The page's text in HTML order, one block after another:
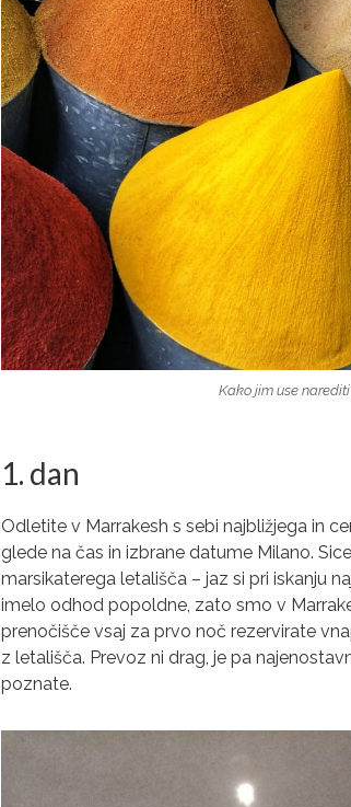
Kako jim use
1. dan
Odletite v Marrakesh s sebi najbližjega in
glede na čas in izbrane datume Milano.
marsikaterega letališča – jaz si pri iskanju
imelo odhod popoldne, zato smo v
prenočišče vsaj za prvo noč rezervirate
z letališča. Prevoz ni drag, je pa
poznate.